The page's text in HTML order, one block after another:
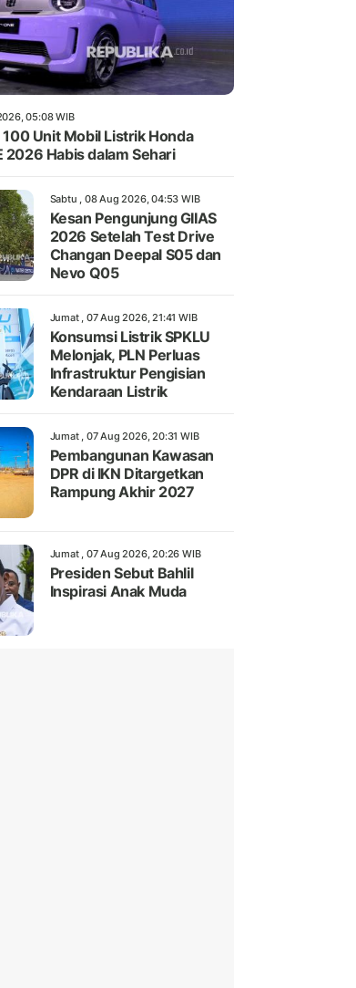
05:08 WIB
100 Unit Mobil Listrik Honda
2026 Habis dalam Sehari
Sabtu , 08 Aug 2026, 04:53 WIB
Kesan Pengunjung GIIAS
2026 Setelah Test Drive
Changan Deepal S05 dan
Nevo Q05
Jumat , 07 Aug 2026, 21:41 WIB
Konsumsi Listrik SPKLU
Melonjak, PLN Perluas
Infrastruktur Pengisian
Kendaraan Listrik
Jumat , 07 Aug 2026, 20:31 WIB
Pembangunan Kawasan
DPR di IKN Ditargetkan
Rampung Akhir 2027
Jumat , 07 Aug 2026, 20:26 WIB
Presiden Sebut Bahlil
Inspirasi Anak Muda